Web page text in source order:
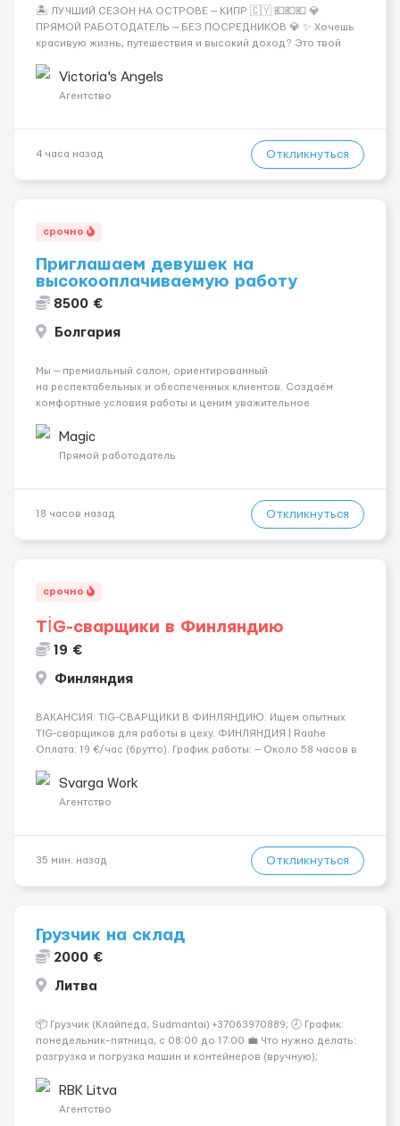
🏝️ ЛУЧШИЙ СЕЗОН НА ОСТРОВЕ — КИПР 🇨🇾 💶💶💶 💎
ПРЯМОЙ РАБОТОДАТЕЛЬ — БЕЗ ПОСРЕДНИКОВ 💎 ✨ Хочешь
красивую жизнь, путешествия и высокий доход? Это твой
Опытная команда с годами практики — Стабильный поток
клиентов (без ...
Victoria's Angels
Агентство
4 часа назад Откликнуться
срочно
Приглашаем девушек на
высокооплачиваемую работу
8500 €
Болгария
Мы — премиальный салон, ориентированный
на респектабельных и обеспеченных клиентов. Создаём
комфортные условия работы и ценим уважительное
💎 Высокий доход — от 2000 € в неделю и выше 💎 Честная
сис...
Magic
Прямой работодатель
18 часов назад Откликнуться
срочно
TİG-сварщики в Финляндию
19 €
Финляндия
​​ВАКАНСИЯ: TIG-СВАРЩИКИ В ФИНЛЯНДИЮ. Ищем опытных
TIG-сварщиков для работы в цеху. ФИНЛЯНДИЯ | Raahe
Оплата: 19 €/час (брутто). График работы: — Около 58 часов в
переработки. Дата начала: — Как можно скорее....
Svarga Work
Агентство
35 мин. назад Откликнуться
Грузчик на склад
2000 €
Литва
📦 Грузчик (Клайпеда, Sudmantai) +37063970889; 🕗 График:
понедельник–пятница, с 08:00 до 17:00 💼 Что нужно делать:
разгрузка и погрузка машин и контейнеров (вручную);
выполнение других поручений заведующего складом. ✅
Требования: ...
RBK Litva
Агентство